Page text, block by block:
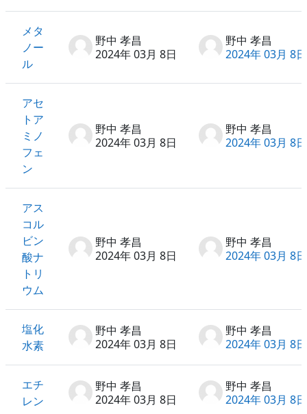
メタ
ノー
ル
野中 孝昌
2024年 03月 8日
野中 孝昌
2024年 03月 8日
アセ
トア
ミノ
フェ
ン
野中 孝昌
2024年 03月 8日
野中 孝昌
2024年 03月 8日
アス
コル
ビン
酸ナ
トリ
ウム
野中 孝昌
2024年 03月 8日
野中 孝昌
2024年 03月 8日
塩化
水素
野中 孝昌
2024年 03月 8日
野中 孝昌
2024年 03月 8日
エチ
レン
野中 孝昌
2024年 03月 8日
野中 孝昌
2024年 03月 8日